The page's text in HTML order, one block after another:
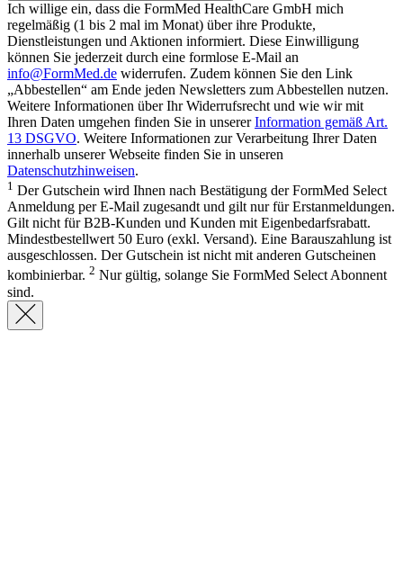
Ich willige ein, dass die FormMed HealthCare GmbH mich
regelmäßig (1 bis 2 mal im Monat) über ihre Produkte,
Dienstleistungen und Aktionen informiert. Diese Einwilligung
können Sie jederzeit durch eine formlose E-Mail an
info@FormMed.de widerrufen. Zudem können Sie den Link
„Abbestellen“ am Ende jeden Newsletters zum Abbestellen nutzen.
Weitere Informationen über Ihr Widerrufsrecht und wie wir mit
Ihren Daten umgehen finden Sie in unsererInformation gemäß Art.
13 DSGVO. Weitere Informationen zur Verarbeitung Ihrer Daten
innerhalb unserer Webseite finden Sie in unseren
Datenschutzhinweisen.
1 Der Gutschein wird Ihnen nach Bestätigung der FormMed Select
Anmeldung per E-Mail zugesandt und gilt nur für Erstanmeldungen.
Gilt nicht für B2B-Kunden und Kunden mit Eigenbedarfsrabatt.
Mindestbestellwert 50 Euro (exkl. Versand). Eine Barauszahlung ist
ausgeschlossen. Der Gutschein ist nicht mit anderen Gutscheinen
kombinierbar. 2 Nur gültig, solange Sie FormMed Select Abonnent
sind.